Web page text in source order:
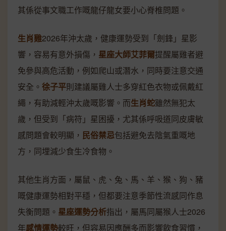
其係從事文職工作嘅龍仔龍女要小心脊椎問題。
生肖雞2026年沖太歲，健康運勢受到「劍鋒」星影
響，容易有意外損傷， 星座大師艾菲爾提醒屬雞者避
免參與高危活動，例如爬山或潛水，同時要注意交通
安全。 徐子平則建議屬雞人士多穿紅色衣物或佩戴紅
繩，有助減輕沖太歲嘅影響。而生肖蛇雖然無犯太
歲，但受到「病符」星困擾，尤其係呼吸道同皮膚敏
感問題會較明顯， 民俗禁忌包括避免去陰氣重嘅地
方，同埋減少食生冷食物。
其他生肖方面，屬鼠、虎、兔、馬、羊、猴、狗、豬
嘅健康運勢相對平穩，但都要注意季節性流感同作息
失衡問題。 星座運勢分析指出，屬馬同屬猴人士2026
年感情運勢較旺，但容易因應酬多而影響飲食習慣，